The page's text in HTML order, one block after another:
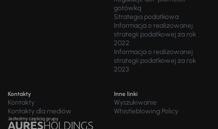
gotówką
Strategia podatkowa
Informacja o realizowanej
strategii podatkowej za rok
2022
Informacja o realizowanej
strategii podatkowej za rok
2023
Kontakty
Kontakty
Kontakty dla mediów
Inne linki
Wyszukiwanie
Whistleblowing Policy
Jesteśmy częścią grupy